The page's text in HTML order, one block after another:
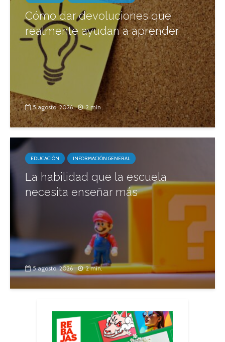
Cómo dar devoluciones que
realmente ayudan a aprender
5 agosto, 2026 2 min.
EDUCACIÓN INFORMACIÓN GENERAL
La habilidad que la escuela
necesita enseñar más
5 agosto, 2026 2 min.